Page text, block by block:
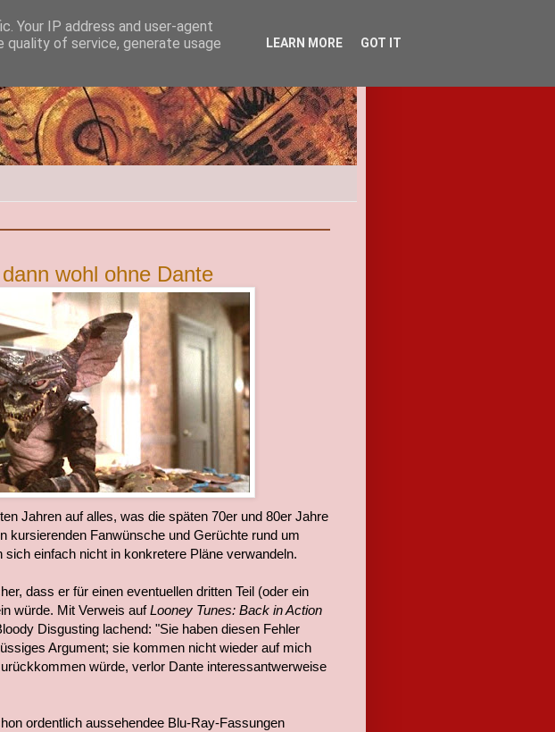
wohl ohne Dante
Jahren auf alles, was die späten 70er und 80er Jahre
kursierenden Fanwünsche und Gerüchte rund um
sich einfach nicht in konkretere Pläne verwandeln.
dass er für einen eventuellen dritten Teil (oder ein
würde. Mit Verweis aufLooney Tunes: Back in Action
Disgusting lachend: "Sie haben diesen Fehler
Argument; sie kommen nicht wieder auf mich
würde, verlor Dante interessantwerweise
ordentlich aussehendee Blu-Ray-Fassungen
Your IP address and user-agent
quality of service, generate usage
LEARN MORE GOT IT